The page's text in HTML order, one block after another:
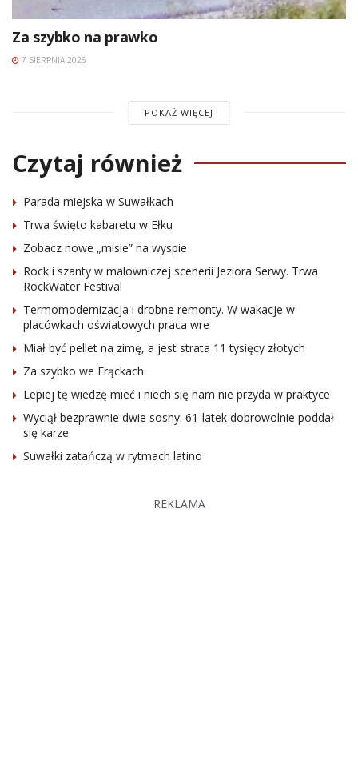
Za szybko na prawko
7 SIERPNIA 2026
POKAŻ WIĘCEJ
Czytaj również
Parada miejska w Suwałkach
Trwa święto kabaretu w Ełku
Zobacz nowe „misie” na wyspie
Rock i szanty w malowniczej scenerii Jeziora Serwy. Trwa
RockWater Festival
Termomodernizacja i drobne remonty. W wakacje w
placówkach oświatowych praca wre
Miał być pellet na zimę, a jest strata 11 tysięcy złotych
Za szybko we Frąckach
Lepiej tę wiedzę mieć i niech się nam nie przyda w praktyce
Wyciął bezprawnie dwie sosny. 61-latek dobrowolnie poddał
się karze
Suwałki zatańczą w rytmach latino
REKLAMA